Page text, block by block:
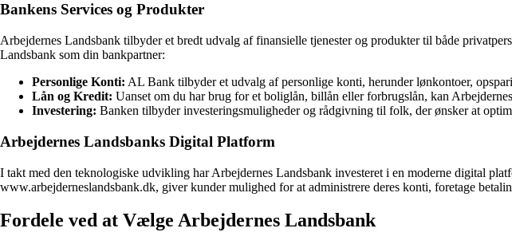
Bankens Services og Produkter
Arbejdernes Landsbank tilbyder et bredt udvalg af finansielle tjenester og produkter til både
Landsbank som din bankpartner:
Personlige Konti: AL Bank tilbyder et udvalg af personlige konti, herunder lønkontoer,
Lån og Kredit: Uanset om du har brug for et boliglån, billån eller forbrugslån, kan
Investering: Banken tilbyder investeringsmuligheder og rådgivning til folk, der ønsker at
Arbejdernes Landsbanks Digital Platform
I takt med den teknologiske udvikling har Arbejdernes Landsbank investeret i en moderne digital
www.arbejderneslandsbank.dk, giver kunder mulighed for at administrere deres konti, foretage
Fordele ved at Vælge Arbejdernes Landsbank